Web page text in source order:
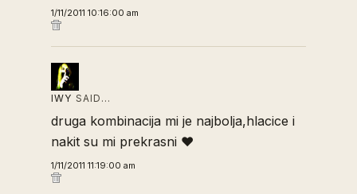
1/11/2011 10:16:00 am
IWY SAID…
druga kombinacija mi je najbolja,hlacice i
nakit su mi prekrasni ♥
1/11/2011 11:19:00 am